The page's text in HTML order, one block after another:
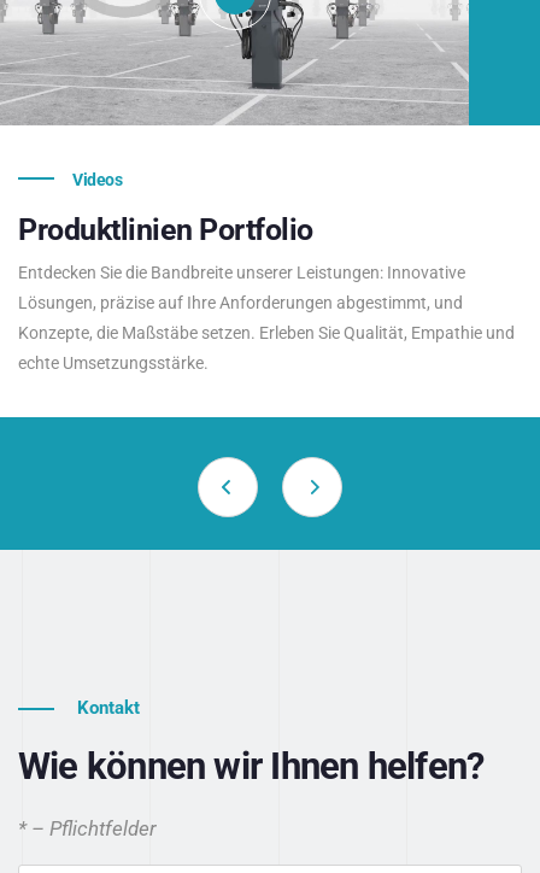
Videos
Produktlinien Portfolio
Entdecken Sie die Bandbreite unserer Leistungen: Innovative
Lösungen, präzise auf Ihre Anforderungen abgestimmt, und
Konzepte, die Maßstäbe setzen. Erleben Sie Qualität, Empathie und
echte Umsetzungsstärke.
Kontakt
Wie können wir Ihnen helfen?
* – Pflichtfelder